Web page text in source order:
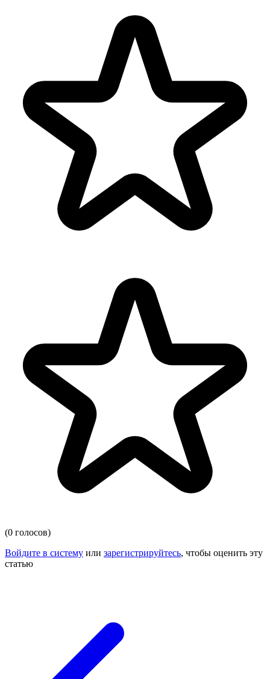
(0 голосов)
Войдите в систему или зарегистрируйтесь, чтобы оценить эту
статью